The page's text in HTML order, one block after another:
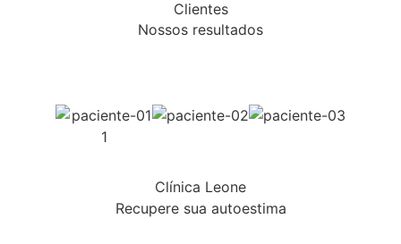
Clientes
Nossos resultados
Clínica Leone
Recupere sua autoestima